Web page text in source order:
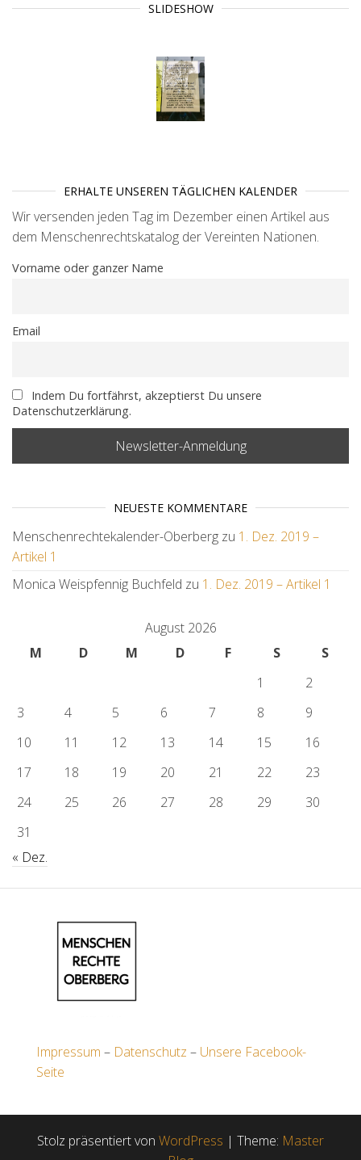
SLIDESHOW
ERHALTE UNSEREN TÄGLICHEN KALENDER
Wir versenden jeden Tag im Dezember einen Artikel aus
dem Menschenrechtskatalog der Vereinten Nationen.
Vorname oder ganzer Name
Email
Indem Du fortfährst, akzeptierst Du unsere
Datenschutzerklärung.
NEUESTE KOMMENTARE
Menschenrechtekalender-Oberberg zu 1. Dez. 2019 –
Artikel 1
Monica Weispfennig Buchfeld zu 1. Dez. 2019 – Artikel 1
August 2026
M
D M D F S
S
1
2
3
4 5 6 7 8
9
10
11 12 13 14 15
16
17
18 19 20 21 22
23
24
25 26 27 28 29
30
31
« Dez.
Impressum – Datenschutz – Unsere Facebook-
Seite
Stolz präsentiert von WordPress | Theme: Master